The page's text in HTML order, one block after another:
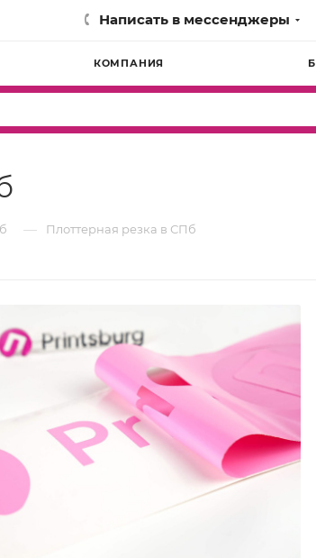
Написать в мессенджеры
КОМПАНИЯ
— Плоттерная резка в СПб